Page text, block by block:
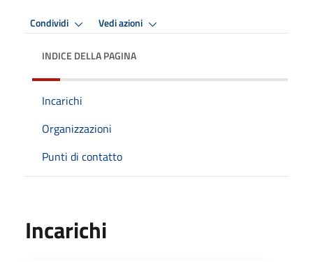
Condividi Vedi azioni
INDICE DELLA PAGINA
Incarichi
Organizzazioni
Punti di contatto
Incarichi